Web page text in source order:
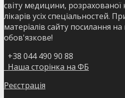
світу медицини,
лікарів усіх спеціальностей.
матеріалів сайту посилання
обов'язкове!
+38 044 490 90 88
Наша сторінка на ФБ
Реєстрація